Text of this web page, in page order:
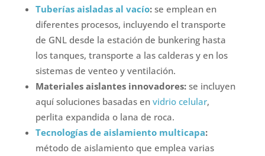
Tuberías aisladas al vacío: se emplean en
diferentes procesos, incluyendo el transporte
de GNL desde la estación de bunkering hasta
los tanques, transporte a las calderas y en los
sistemas de venteo y ventilación.
Materiales aislantes innovadores: se incluyen
aquí soluciones basadas en vidrio celular,
perlita expandida o lana de roca.
Tecnologías de aislamiento multicapa:
método de aislamiento que emplea varias